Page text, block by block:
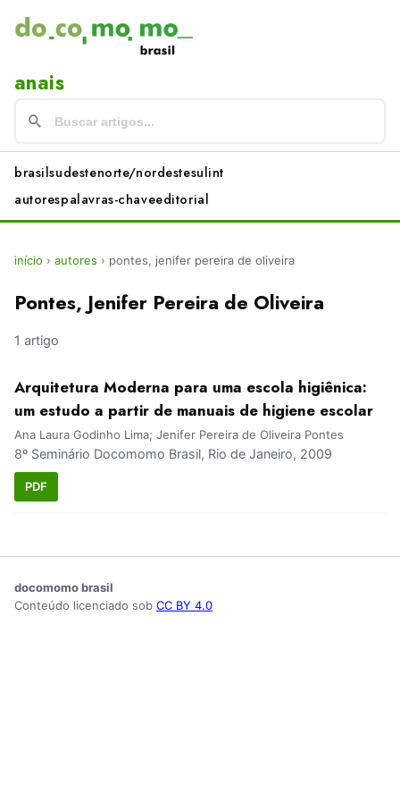
anais
brasilsudestenorte/nordestesulint
autorespalavras-chaveeditorial
início › autores › pontes, jenifer pereira de oliveira
Pontes, Jenifer Pereira de Oliveira
1 artigo
Arquitetura Moderna para uma escola higiênica:
um estudo a partir de manuais de higiene escolar
Ana Laura Godinho Lima; Jenifer Pereira de Oliveira Pontes
8º Seminário Docomomo Brasil, Rio de Janeiro, 2009
PDF
docomomo brasil
Conteúdo licenciado sob CC BY 4.0